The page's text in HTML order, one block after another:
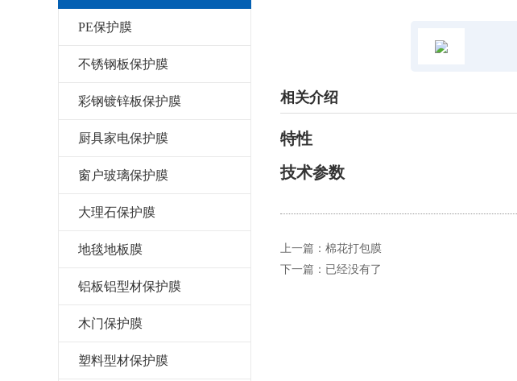
PE保护膜
不锈钢板保护膜
彩钢镀锌板保护膜
厨具家电保护膜
窗户玻璃保护膜
大理石保护膜
地毯地板膜
铝板铝型材保护膜
木门保护膜
塑料型材保护膜
相关介绍
特性
技术参数
上一篇： 棉花打包膜
下一篇：已经没有了